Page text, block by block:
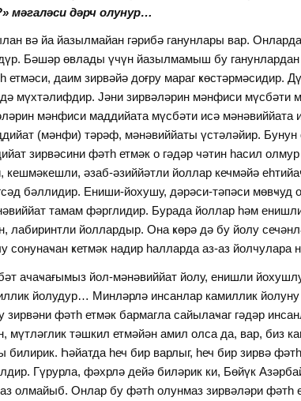
мәгаләси дәрч
вә йа йазылмайан гәрибә ганунлары вар.
Бәшәр өвлады үчүн йазылмамыш бу
етмәси, даим зирвәйә доғру мараг ҝөстәрмәсидир.
мүхтәлифдир. Јәни зирвәләрин мәнфиси мүсбәти
мәнфиси маддийата мүсбәти исә мәнәвиййата
(мәнфи) тәрәф, мәнәвиййаты үстәләйир. Бунун
зирвәсини фәтһ етмәк о гәдәр чәтин һасил
кешмәкешли, әзаб-әзиййәтли йоллар кечмәйә
бәллидир. Ениши-йохушу, дәрәси-тәпәси
тамам фәрглидир. Бурада йоллар һәм
лабиринтли йоллардыр. Она ҝөрә дә бу йолу
сонунаҹан ҝетмәк надир һалларда аз-аз йолчулара
ачаҹағымыз йол-мәнәвиййат йолу, енишли
йолудур… Минләрлә инсанлар камиллик
зирвәни фәтһ етмәк бармагла сайылаҹаг гәдәр
мүтләглик тәшкил етмәйән амил олса да, вар, биз
билирик. Һәйатда һеч бир варлыг, һеч бир зирвә
Гүрурла, фәхрлә дейә биләрик ки, Бөйүк
олмайыб. Онлар бу фәтһ олунмаз зирвәләри фәтһ